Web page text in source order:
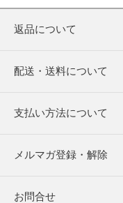
返品について
配送・送料について
支払い方法について
メルマガ登録・解除
お問合せ